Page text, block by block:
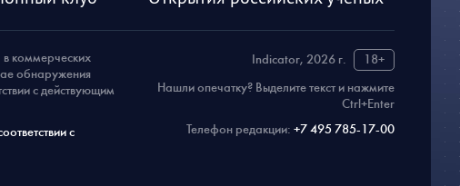
Indicator, 2026 г.
18+
Нашли опечатку? Выделите текст и нажмите
Ctrl+Enter
Телефон редакции: +7 495 785-17-00
коммерческих
обнаружения
с действующим
с